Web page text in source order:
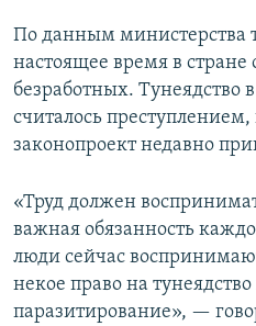
По данным министерства
настоящее время в стране
безработных. Тунеядство
считалось
законопроект недавно
«Труд должен
важная обязанность
люди сейчас
некое право на
паразитирование», —